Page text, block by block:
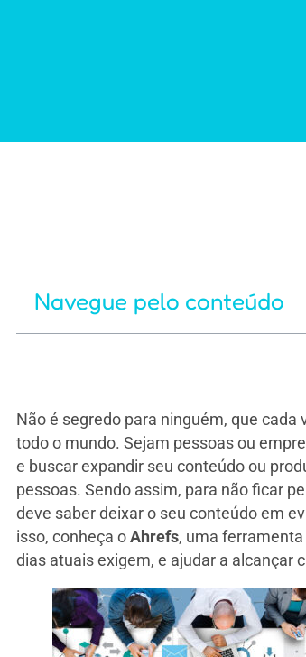
Navegue pelo conteúdo
Não é segredo para ninguém, que
todo o mundo. Sejam pessoas ou
e buscar expandir seu conteúdo ou
pessoas. Sendo assim, para não ficar
deve saber deixar o seu conteúdo em
isso, conheça o Ahrefs, uma ferramenta
dias atuais exigem, e ajudar a alcançar